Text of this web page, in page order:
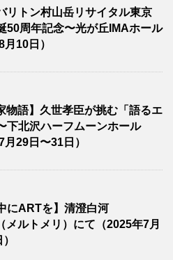
リトン村山岳リサイタル東京
50周年記念〜光が丘IMAホール
月10日）
物語】久世孝臣が挑む「語るエ
下北沢ハーフムーンホール
月29日〜31日）
にARTを】清澄白河
メルトメリ）にて（2025年7月